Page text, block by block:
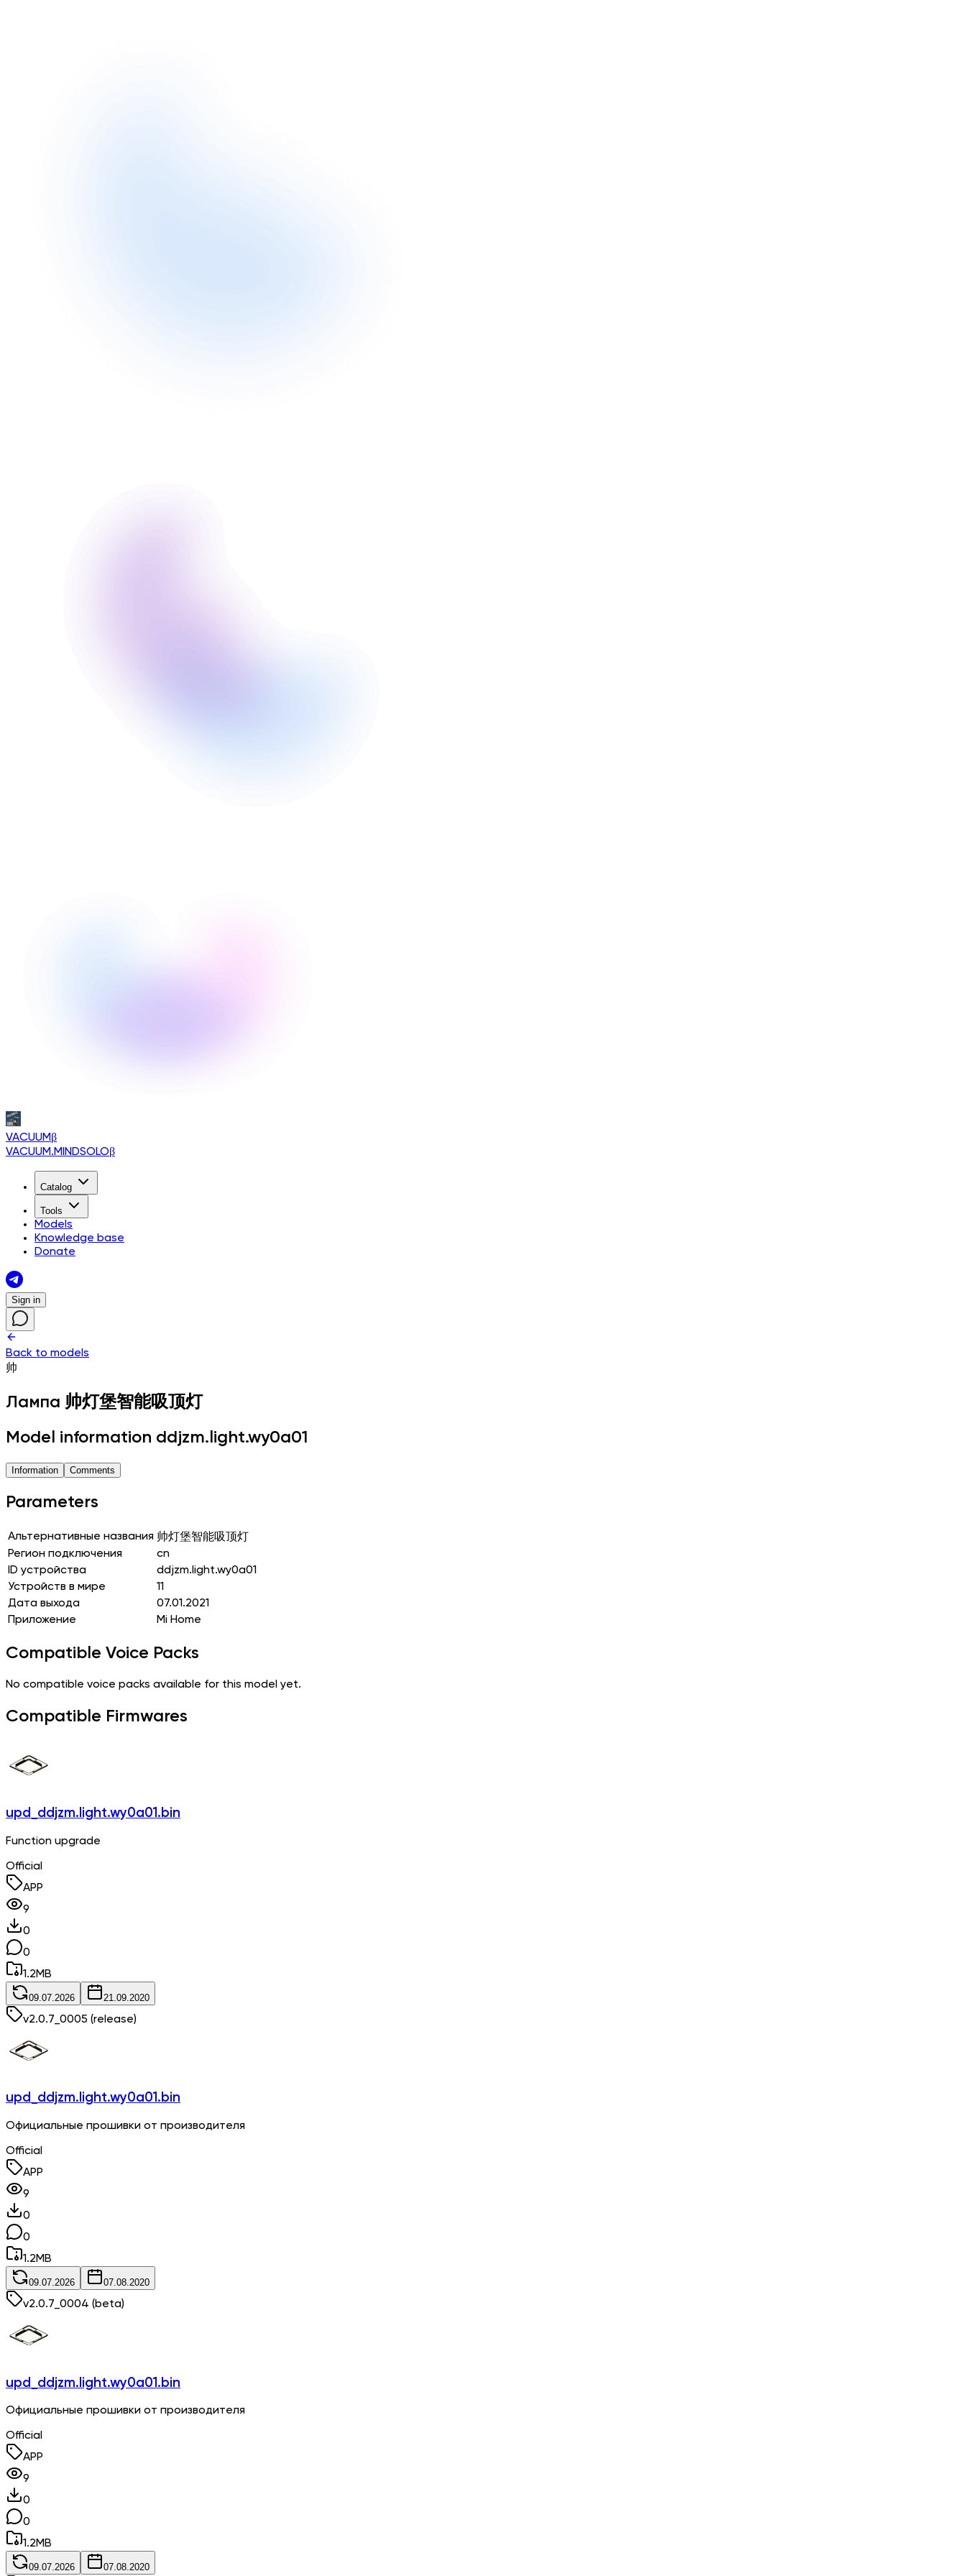
VACUUMβ
VACUUM.MINDSOLOβ
Catalog
Tools
Models
Knowledge base
Donate
Sign in
Back to models
帅
Лампа 帅灯堡智能吸顶灯
Model information ddjzm.light.wy0a01
Information Comments
Parameters
Альтернативные названия 帅灯堡智能吸顶灯
Регион подключения
cn
ID устройства
ddjzm.light.wy0a01
Устройств в мире
11
Дата выхода
07.01.2021
Приложение
Mi Home
Compatible Voice Packs
No compatible voice packs available for this model yet.
Compatible Firmwares
upd_ddjzm.light.wy0a01.bin
Function upgrade
Official
APP
9
0
0
1.2MB
09.07.2026 21.09.2020
v2.0.7_0005 (release)
upd_ddjzm.light.wy0a01.bin
Официальные прошивки от производителя
Official
APP
9
0
0
1.2MB
09.07.2026 07.08.2020
v2.0.7_0004 (beta)
upd_ddjzm.light.wy0a01.bin
Официальные прошивки от производителя
Official
APP
9
0
0
1.2MB
09.07.2026 07.08.2020